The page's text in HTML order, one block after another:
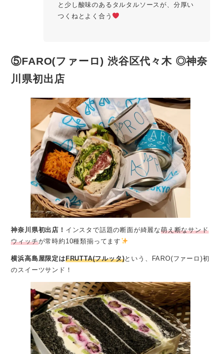
と少し酸味のあるタルタルソースが、分厚い
つくねとよく合う
⑤FARO(ファーロ) 渋谷区代々木 ◎神奈
川県初出店
神奈川県初出店！ インスタで話題の断面が綺麗な萌え断なサンド
ウィッチが常時約10種類揃ってます
横浜高島屋限定はFRUTTA(フルッタ)という、FARO(ファーロ)初
のスイーツサンド！